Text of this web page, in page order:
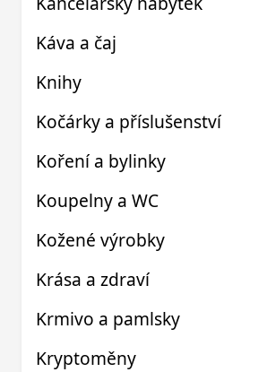
Káva a čaj
Knihy
Kočárky a příslušenství
Koření a bylinky
Koupelny a WC
Kožené výrobky
Krása a zdraví
Krmivo a pamlsky
Kryptoměny